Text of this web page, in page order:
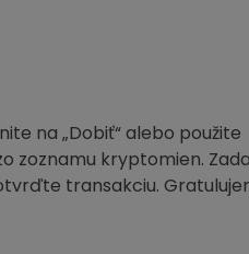
na „Dobiť“ alebo použite
zoznamu kryptomien.
transakciu.